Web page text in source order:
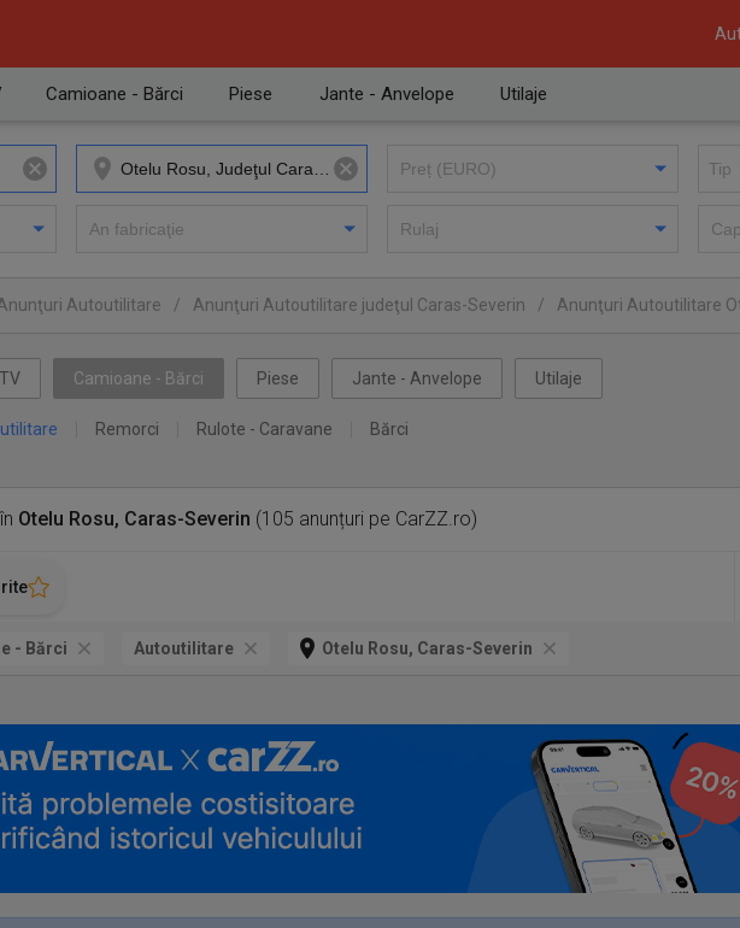
Camioane - Bărci Piese Jante - Anvelope Utilaje
Autoutilitare / Anunţuri Autoutilitare judeţul Caras-Severin / Anunţuri Autoutilitare
Camioane - Bărci Piese Jante - Anvelope Utilaje
Remorci Rulote - Caravane Bărci
în Otelu Rosu, Caras-Severin (105 anunțuri pe CarZZ.ro)
- Bărci Autoutilitare Otelu Rosu, Caras-Severin